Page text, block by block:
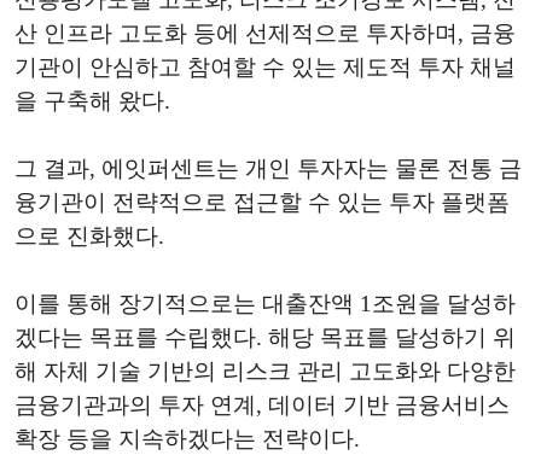
산 인프라 고도화 등에 선제적으로 투자하며, 금융
기관이 안심하고 참여할 수 있는 제도적 투자 채널
을 구축해 왔다.
그 결과, 에잇퍼센트는 개인 투자자는 물론 전통 금
융기관이 전략적으로 접근할 수 있는 투자 플랫폼
으로 진화했다.
이를 통해 장기적으로는 대출잔액 1조원을 달성하
겠다는 목표를 수립했다. 해당 목표를 달성하기 위
해 자체 기술 기반의 리스크 관리 고도화와 다양한
금융기관과의 투자 연계, 데이터 기반 금융서비스
확장 등을 지속하겠다는 전략이다.